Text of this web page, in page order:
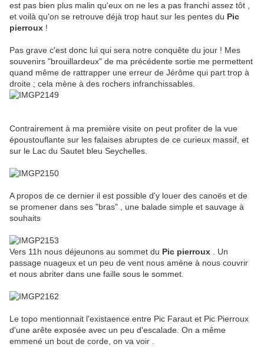
est pas bien plus malin qu'eux on ne les a pas franchi assez tôt ,
et voilà qu'on se retrouve déjà trop haut sur les pentes du Pic
pierroux !
Pas grave c'est donc lui qui sera notre conquête du jour ! Mes
souvenirs "brouillardeux" de ma précédente sortie me permettent
quand même de rattrapper une erreur de Jérôme qui part trop à
droite ; cela mène à des rochers infranchissables.
Contrairement à ma première visite on peut profiter de la vue
époustouflante sur les falaises abruptes de ce curieux massif, et
sur le Lac du Sautet bleu Seychelles.
A propos de ce dernier il est possible d'y louer des canoës et de
se promener dans ses "bras" , une balade simple et sauvage à
souhaits
Vers 11h nous déjeunons au sommet du Pic pierroux . Un
passage nuageux et un peu de vent nous amène à nous couvrir
et nous abriter dans une faille sous le sommet.
Le topo mentionnait l'existaence entre Pic Faraut et Pic Pierroux
d'une arête exposée avec un peu d'escalade. On a même
emmené un bout de corde, on va voir .